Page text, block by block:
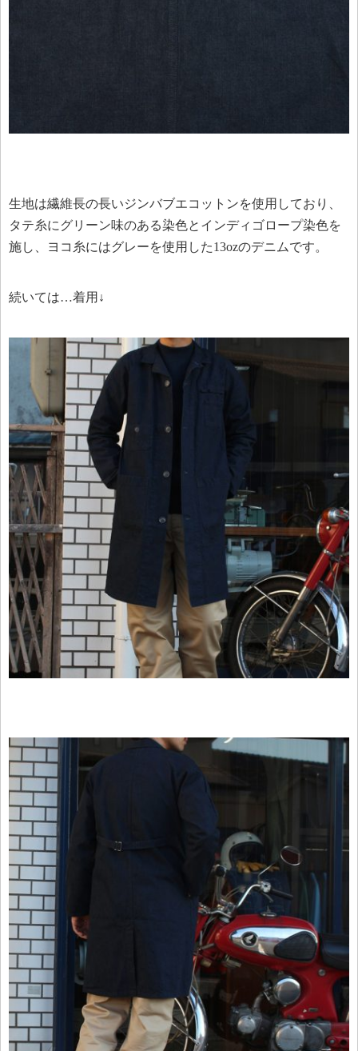
生地は繊維長の長いジンバブエコットンを使用しており、
タテ糸にグリーン味のある染色とインディゴロープ染色を
施し、ヨコ糸にはグレーを使用した13ozのデニムです。
続いては…着用↓